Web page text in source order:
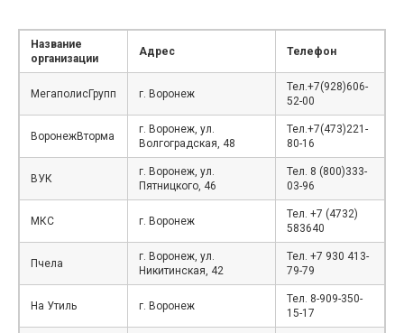
Название
организации
Адрес Телефон
МегаполисГрупп г. Воронеж
Тел.+7(928)606-
52-00
ВоронежВторма
г. Воронеж, ул.
Волгоградская, 48
Тел.+7(473)221-
80-16
ВУК
г. Воронеж, ул.
Пятницкого, 46
Тел. 8 (800)333-
03-96
МКС г. Воронеж
Тел. +7 (4732)
583640
Пчела
г. Воронеж, ул.
Никитинская, 42
Тел. +7 930 413-
79-79
На Утиль г. Воронеж
Тел. 8-909-350-
15-17